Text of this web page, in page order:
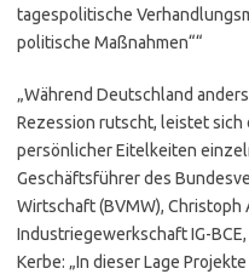
tagespolitische
politische Maßnahmen““
„Während Deutschland
Rezession rutscht, leistet sich
persönlicher Eitelkeiten
Geschäftsführer des
Wirtschaft (BVMW), Christoph
Industriegewerkschaft IG-
Kerbe: „In dieser Lage